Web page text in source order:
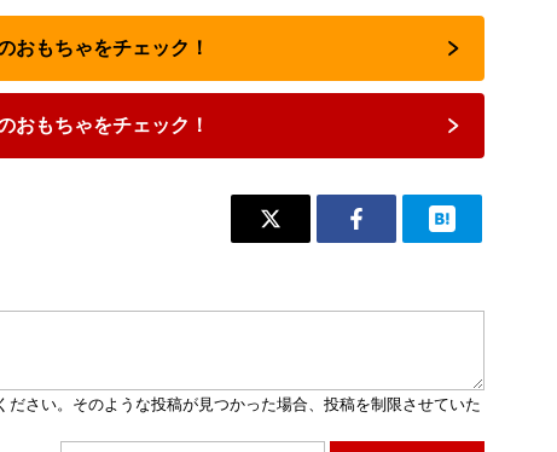
おもちゃをチェック！
おもちゃをチェック！